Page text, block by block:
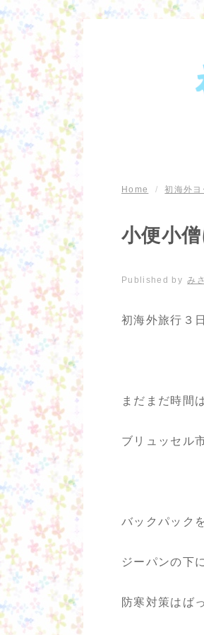
Home / 初海外
小便小
Published by み
初海外旅行３
まだまだ時間
ブリュッセル
バックパック
ジーパンの下
防寒対策はば